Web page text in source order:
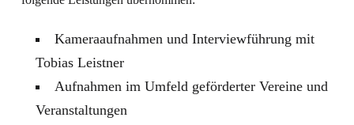
Kameraaufnahmen und Interviewführung mit
Tobias Leistner
Aufnahmen im Umfeld geförderter Vereine und
Veranstaltungen